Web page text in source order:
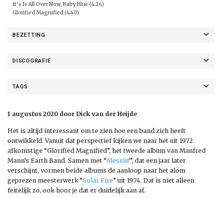
It’s Is All Over Now, Baby Blue (4:26)
Glorified Magnified (4:40)
BEZETTING
DISCOGRAFIE
TAGS
1 augustus 2020 door Dick van der Heijde
Het is altijd interessant om te zien hoe een band zich heeft
ontwikkeld. Vanuit dat perspectief kijken we naar het uit 1972
afkomstige “Glorified Magnified”, het tweede album van Manfred
Mann’s Earth Band. Samen met “Messin‘”, dat een jaar later
verschijnt, vormen beide albums de aanloop naar het alom
geprezen meesterwerk “Solar Fire” uit 1974. Dat is niet alleen
feitelijk zo, ook hoor je dat er duidelijk aan af.